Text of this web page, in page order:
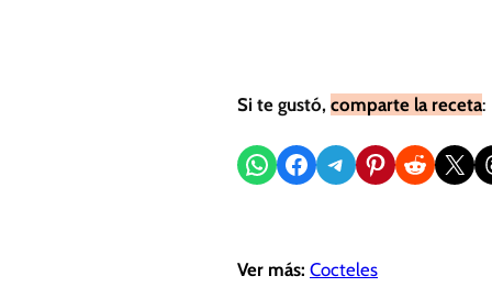
Si te gustó, comparte la receta:
Compartir en WhatsApp
Compartir en Facebook
Compartir en Telegram
Compartir en Pinterest
Compartir en Reddit
Compartir en X
Ver más: Cocteles